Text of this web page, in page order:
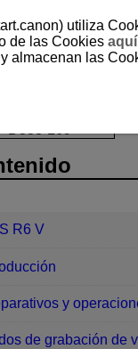
R6 V
y
de grabación de
utiliza
de las Cookies aquí
almacenan las